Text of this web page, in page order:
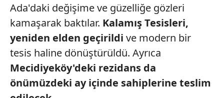
Ada'daki değişime ve güzelliğe gözleri
kamaşarak baktılar. KalamışTesisleri,
yeniden elden geçirildi ve modern bir
tesis haline dönüştürüldü. Ayrıca
Mecidiyeköy'deki rezidans da
önümüzdeki ay içinde sahiplerine teslim